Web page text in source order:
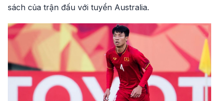
sách của trận đấu với tuyển Australia.